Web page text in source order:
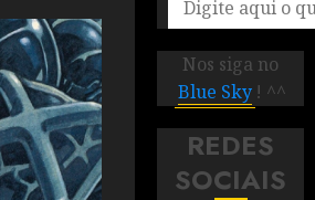
Nos siga no
Blue Sky ! ^^
REDES
SOCIAIS